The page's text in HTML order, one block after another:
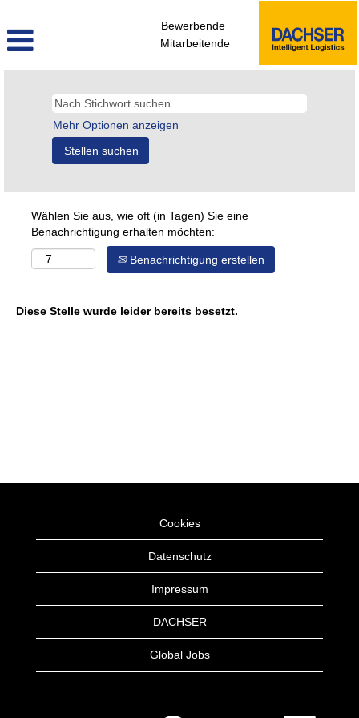
Bewerbende
Mitarbeitende
Mehr Optionen anzeigen
Wählen Sie aus, wie oft (in Tagen) Sie eine
Benachrichtigung erhalten möchten:
Benachrichtigung erstellen
Diese Stelle wurde leider bereits besetzt.
Cookies
Datenschutz
Impressum
DACHSER
Global Jobs